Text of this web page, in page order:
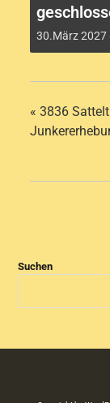
30.März 2027
« 3836
Suchen